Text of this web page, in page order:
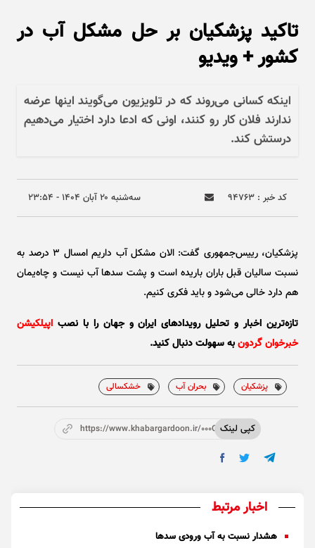
تاکید پزشکیان بر حل مشکل آب در
کشور + ویدیو
اینکه کسانی می‌روند که در تلویزیون می‌گویند اینها عرضه
ندارند فلان کار رو کنند، اونی که ادعا دارد اختیار می‌دهیم
درستش کند.
کد خبر : ۹۴۷۶۳ سه‌شنبه ۲۰ آبان ۱۴۰۴ - ۲۳:۵۴
پزشکیان، رییس‌جمهوری گفت: الان مشکل آب داریم امسال ۳ درصد به
نسبت سالیان قبل باران باریده است و پشت سد‌ها آب نیست و چاه‌یمان
هم دارد خالی می‌شود و باید فکری کنیم.
تازه‌ترین اخبار و تحلیل‌ رویدادهای ایران و جهان را با نصب اپیلکیشن
خبرخوان گردونبه سهولت دنبال کنید.
پزشکیان بحران آب خشکسالی
کپی لینکhttps://www.khabargardoon.ir/000OeR
اخبار مرتبط
هشدار نسبت به آب ورودی سد‌ها